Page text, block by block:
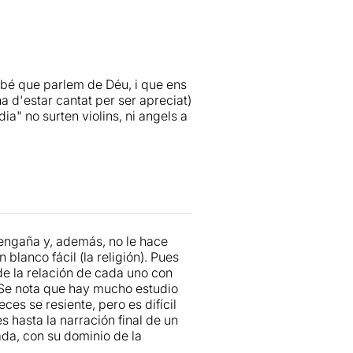
que tenim tots nosaltres
d’algun ésser superior.
seva existència, per poder
la vida.
dona que pateix una crisi
l’humor, posseeix un gran
li agrada el que fa. S’ho
que parlem de Déu, i que ens
d'estar cantat per ser apreciat)
no surten violins, ni angels a
Amb un inici suggestiu i
caiguda als inferns que m'ha
y, además, no le hace
blanco fácil (la religión). Pues
la relación de cada uno con
nota que hay mucho estudio
se resiente, pero es difícil
hasta la narración final de un
con su dominio de la